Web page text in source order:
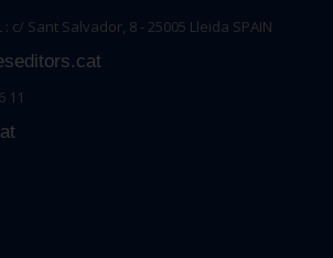
: c/ Sant Salvador, 8 - 25005 Lleida SPAIN
11